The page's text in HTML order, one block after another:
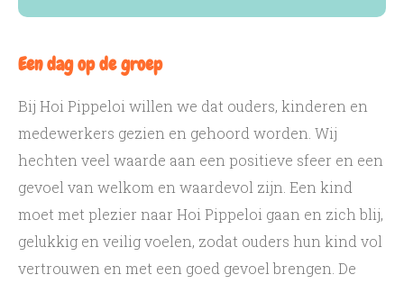
Opvangvormen
Dagopvang
Buitenschoolse opvang
Peuterdagdeel
Vervroegde of verlengde opvang
Flexcontract
Samen met ouders
Een dag op de groep
Bij Hoi Pippeloi willen we dat ouders, kinderen en
medewerkers gezien en gehoord worden. Wij
hechten veel waarde aan een positieve sfeer en een
gevoel van welkom en waardevol zijn. Een kind
moet met plezier naar Hoi Pippeloi gaan en zich blij,
gelukkig en veilig voelen, zodat ouders hun kind vol
vertrouwen en met een goed gevoel brengen. De